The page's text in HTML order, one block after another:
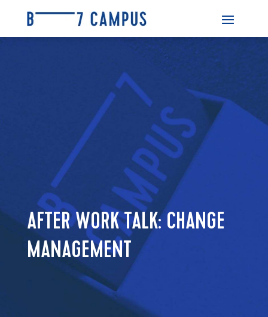
AFTER WORK TALK: CHANGE
MANAGEMENT